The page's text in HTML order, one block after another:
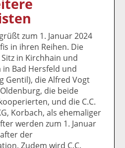
uf
F
ac
e
b
o
o
k
te
wi
tt
er
n
uf
Li
n
k
e
di
n
te
il
er
l
er
se
n
zum 1. Januar 2024
in ihren Reihen. Die
in Kirchhain und
Bad Hersfeld und
Gentil), die Alfred Vogt
die beide
und die C.C.
Korbach, als ehemaliger
werden zum 1. Januar
der
Zudem wird C.C.